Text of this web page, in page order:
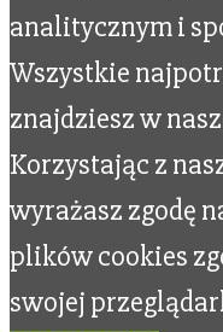
analitycznym i
Wszystkie
znajdziesz w
Korzystając z
wyrażasz zgodę
plików cookies
swojej